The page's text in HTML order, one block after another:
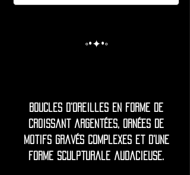
◦•✦•◦
Boucles d'oreilles en forme de
croissant argentées, ornées de
motifs gravés complexes et d'une
forme sculpturale audacieuse.